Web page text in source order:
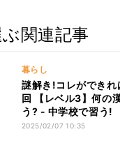
関連記事
暮らし
謎解き!コレができ
回 【レベル3】何の
う? - 中学校で習う!
2025/02/07 10:35